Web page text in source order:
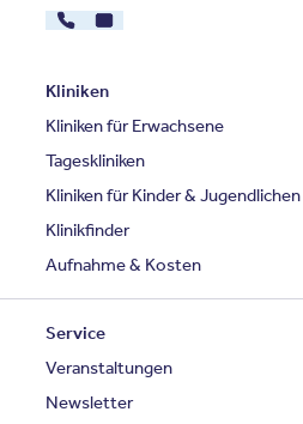
030 - 26478607
Kontakt
Kliniken
Kliniken für Erwachsene
Tageskliniken
Kliniken für Kinder & Jugendlichen
Klinikfinder
Aufnahme & Kosten
Service
Veranstaltungen
Newsletter